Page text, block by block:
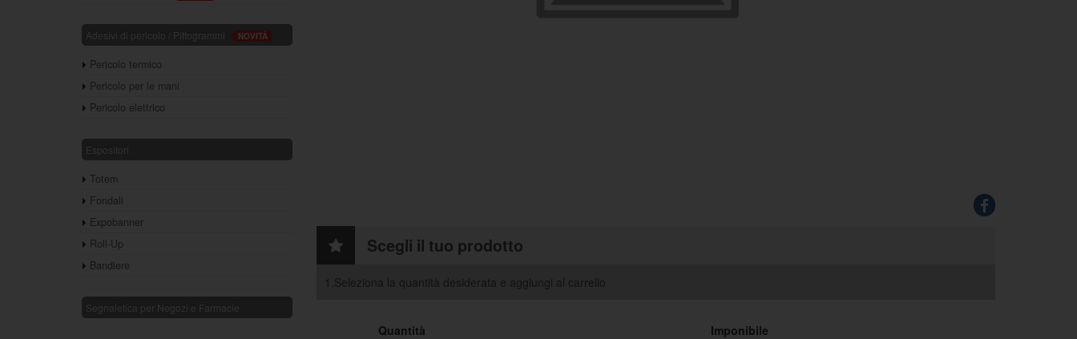
Adesivi di pericolo / Pittogrammi NOVITÀ
Pericolo termico
Pericolo per le mani
Pericolo elettrico
Espositori
Totem
Fondali
Expobanner
Roll-Up
Bandiere
Segnaletica per Negozi e Farmacie
Scegli il tuo prodotto
1.Seleziona la quantità desiderata e aggiungi al carrello
Quantità Imponibile